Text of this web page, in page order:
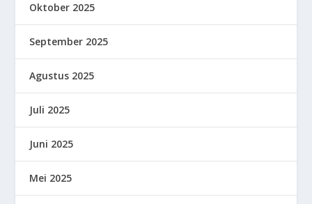
Oktober 2025
September 2025
Agustus 2025
Juli 2025
Juni 2025
Mei 2025